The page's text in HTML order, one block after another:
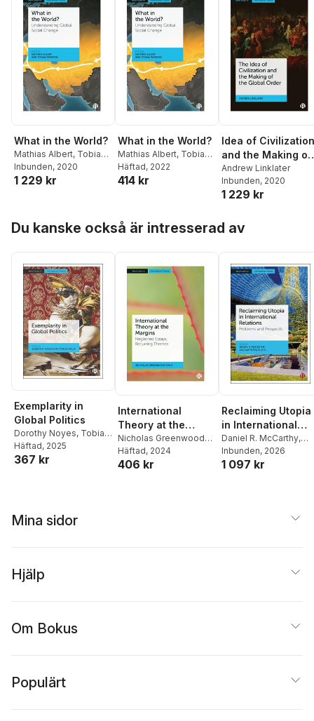
What in the World?
Mathias Albert, Tobias
Werron
Inbunden, 2020
1 229 kr
What in the World?
Mathias Albert, Tobias
Werron
Häftad, 2022
414 kr
Idea of Civilization
and the Making of
the Global Order
Andrew Linklater
Inbunden, 2020
1 229 kr
Du kanske också är intresserad av
Exemplarity in
Global Politics
Dorothy Noyes, Tobias
Wille
Häftad, 2025
367 kr
International
Theory at the
Margins
Nicholas Greenwood
Onuf
Häftad, 2024
406 kr
Reclaiming Utopia
in International
Relations
Daniel R. McCarthy,
Matthew Fluck
Inbunden, 2026
1 097 kr
Mina sidor
Hjälp
Om Bokus
Populärt